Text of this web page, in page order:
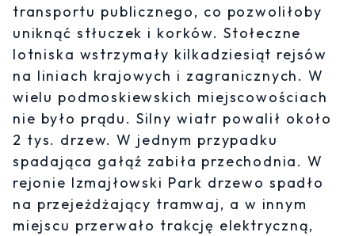
transportu publicznego, co pozwoliłoby
uniknąć stłuczek i korków. Stołeczne
lotniska wstrzymały kilkadziesiąt rejsów
na liniach krajowych i zagranicznych. W
wielu podmoskiewskich miejscowościach
nie było prądu. Silny wiatr powalił około
2 tys. drzew. W jednym przypadku
spadająca gałąź zabiła przechodnia. W
rejonie Izmajłowski Park drzewo spadło
na przejeżdżający tramwaj, a w innym
miejscu przerwało trakcję elektryczną,